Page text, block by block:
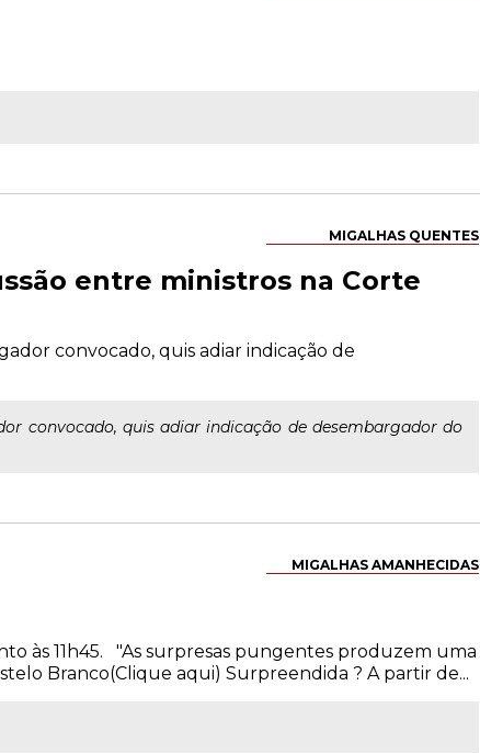
MIGALHAS QUENTES
entre ministros na Corte
convocado, quis adiar indicação de
convocado, quis adiar indicação de desembargador do
MIGALHAS AMANHECIDAS
às 11h45. "As surpresas pungentes produzem uma
Branco(Clique aqui) Surpreendida ? A partir de...